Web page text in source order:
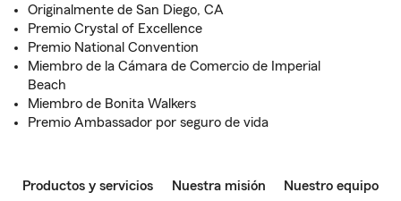
Originalmente de San Diego, CA
Premio Crystal of Excellence
Premio National Convention
Miembro de la Cámara de Comercio de Imperial
Beach
Miembro de Bonita Walkers
Premio Ambassador por seguro de vida
Productos y servicios Nuestra misión Nuestro equipo